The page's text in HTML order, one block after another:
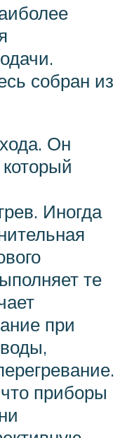
собран из
Он
Иногда
те
при
приборы